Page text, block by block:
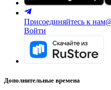
Присоединяйтесь к нам
Войти
Дополнительные времена